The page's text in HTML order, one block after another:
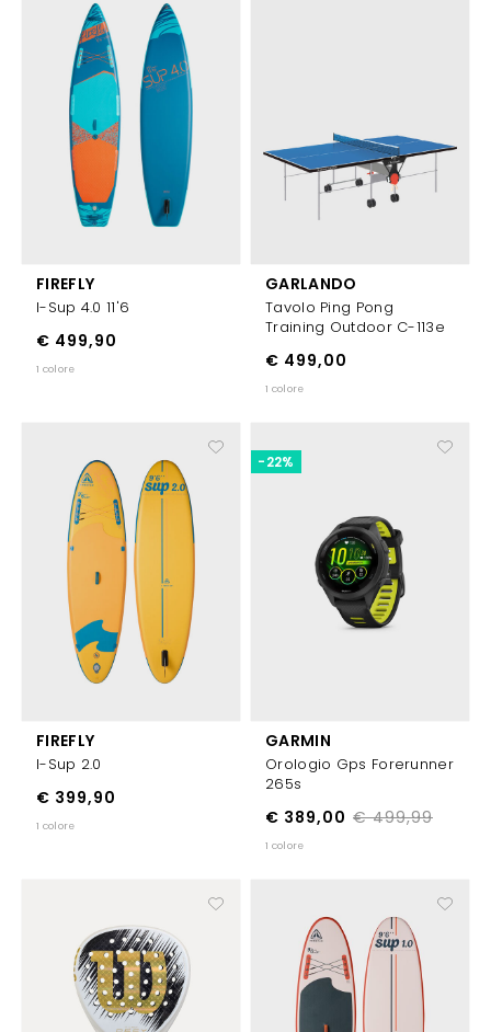
FIREFLY
I-Sup 4.0 11'6
€ 499,90
1 colore
GARLANDO
Tavolo Ping Pong
Training Outdoor C-113e
€ 499,00
1 colore
FIREFLY
I-Sup 2.0
€ 399,90
1 colore
GARMIN
Orologio Gps Forerunner
265s
€ 499,99
€ 389,00
-22%
1 colore